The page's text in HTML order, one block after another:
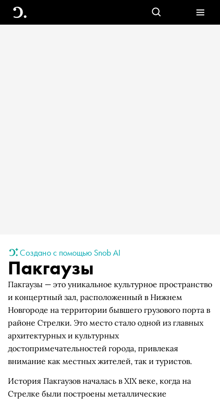
Создано с помощью Snob AI
Пакгаузы
Пакгаузы — это уникальное культурное пространство
и концертный зал, расположенный в Нижнем
Новгороде на территории бывшего грузового порта в
районе Стрелки. Это место стало одной из главных
архитектурных и культурных
достопримечательностей города, привлекая
внимание как местных жителей, так и туристов.
История Пакгаузов началась в XIX веке, когда на
Стрелке были построены металлические